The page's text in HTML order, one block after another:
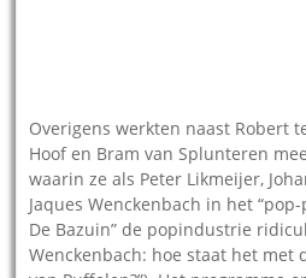
Overigens werkten naast Robert
Hoof en Bram van Splunteren
waarin ze als Peter Likmeijer,
Jaques Wenckenbach in het
De Bazuin” de popindustrie
Wenckenbach: hoe staat het met